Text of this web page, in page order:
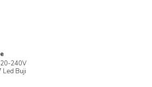
240V
Led Buji